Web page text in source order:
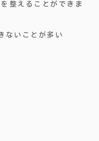
整えることができま
ないことが多い